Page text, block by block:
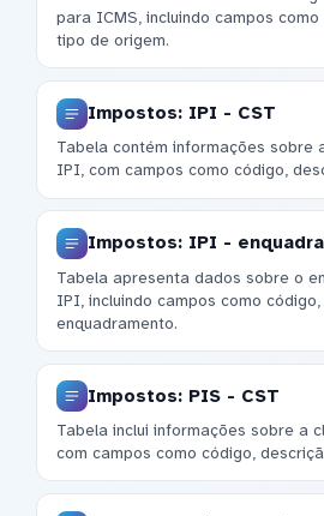
para ICMS, incluindo campos
tipo de origem.
Impostos: IPI - CST
Tabela contém informações sobre
IPI, com campos como código,
Impostos: IPI -
Tabela apresenta dados sobre o
IPI, incluindo campos como
enquadramento.
Impostos: PIS - CST
Tabela inclui informações sobre a
com campos como código,